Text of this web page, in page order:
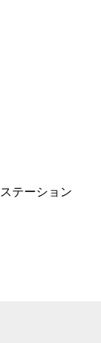
テーション